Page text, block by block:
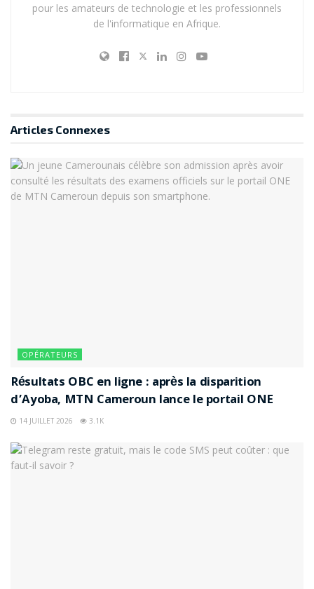
pour les amateurs de technologie et les professionnels
de l'informatique en Afrique.
Articles Connexes
OPÉRATEURS
Résultats OBC en ligne : après la disparition
d’Ayoba, MTN Cameroun lance le portail ONE
14 JUILLET 2026 3.1K